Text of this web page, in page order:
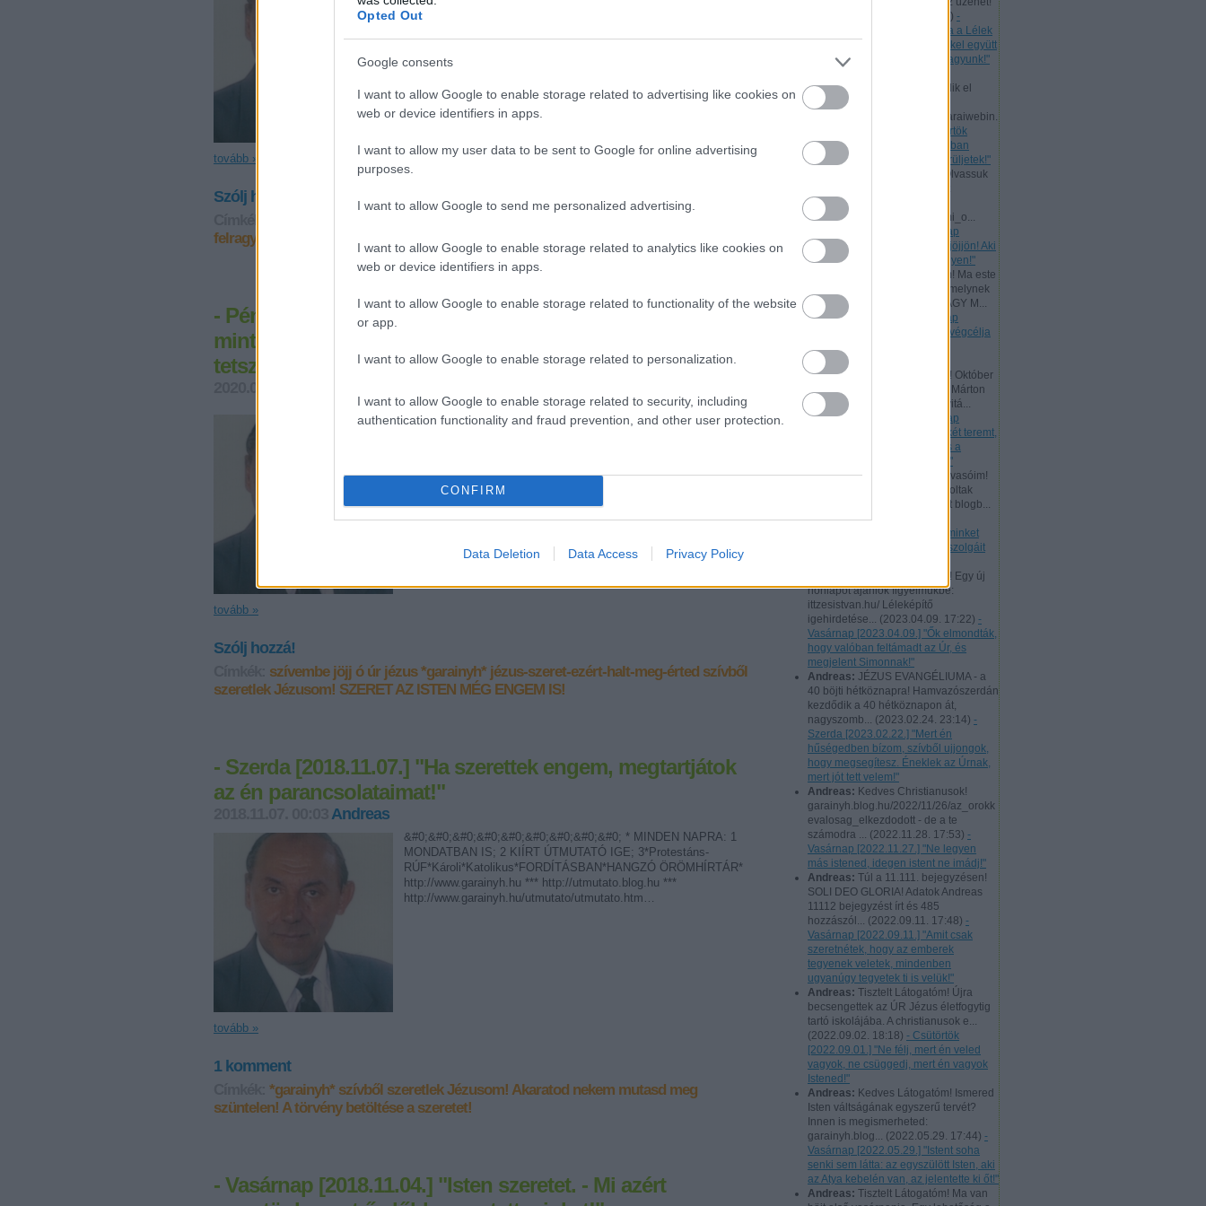
Opted Out
Google consents
I want to allow Google to enable storage related to advertising like cookies on
web or device identifiers in apps.
I want to allow my user data to be sent to Google for online advertising
purposes.
I want to allow Google to send me personalized advertising.
I want to allow Google to enable storage related to analytics like cookies on
web or device identifiers in apps.
I want to allow Google to enable storage related to functionality of the website
or app.
I want to allow Google to enable storage related to personalization.
I want to allow Google to enable storage related to security, including
authentication functionality and fraud prevention, and other user protection.
CONFIRM
Data Deletion Data Access Privacy Policy
) -
Csütörtök [2024.07.11.] "Maga a Lélek
tesz bizonyságot a mi lelkünkkel együtt
arról, hogy Isten gyermekei vagyunk!"
mennybemenetelével kezdődik el
Pünkösd böjtje!
www.garainyh.hu/garainyh/garaiwebin.
- Csütörtök
[2024.05.09.] "Örüljetek az Úrban
mindenkor! Ismét mondom: örüljetek!"
Nagyheti ajánlat! Olvassuk
párhuzamosan:
www.garainyh.hu/evangeliumi_o...
- Vasárnap
[2024.03.17.] "Aki szomjazik, jöjjön! Aki
akarja, vegye az élet vizét ingyen!"
Kedves Látogatóim! Ma este
zárult az idei Aliansz imahét, melynek
főtémája ez volt: ELŐRE A NAGY M...
(2024.01.15. 11:35
- Vasárnap
[2024.01.14.] "Mert a törvény végcélja
megigazulására!"
Andreas:
Tisztelt Látogatóim! Október
a reformáció hónapja. Luther Márton
506 évvel ezelőtt bocsátotta vitá...
(2023.10.02. 22:41
- Vasárnap
[2023.10.01.] "Az igazság békét teremt,
és az igazság a nyugalmat és a
biztonságot szolgálja örökké!"
Andreas:Tisztelt hűséges Olvasóim!
Augusztus 10-től 21-ig nem voltak
elérhetőek a naponta feltöltött blogb...
(2023.08.21. 22:46
[2023.08.21.] "Úgy tekintsen minket
minden ember, mint Krisztus szolgáit
Tisztelt Látogatóim! Egy új
honlapot ajánlok figyelmükbe:
ittzesistvan.hu/ Léleképítő
igehirdetése... (2023.04.09. 17:22) -
Vasárnap [2023.04.09.] "Ők elmondták,
hogy valóban feltámadt az Úr, és
megjelent Simonnak!"
Andreas: JÉZUS EVANGÉLIUMA - a
40 böjti hétköznapra! Hamvazószerdán
kezdődik a 40 hétköznapon át,
nagyszomb... (2023.02.24. 23:14) -
Szerda [2023.02.22.] "Mert én
hűségedben bízom, szívből ujjongok,
hogy megsegítesz. Éneklek az Úrnak,
mert jót tett velem!"
Andreas: Kedves Christianusok!
garainyh.blog.hu/2022/11/26/az_orokk
evalosag_elkezdodott - de a te
számodra ... (2022.11.28. 17:53) -
Vasárnap [2022.11.27.] "Ne legyen
más istened, idegen istent ne imádj!"
Andreas: Túl a 11.111. bejegyzésen!
SOLI DEO GLORIA! Adatok Andreas
11112 bejegyzést írt és 485
hozzászól... (2022.09.11. 17:48) -
Vasárnap [2022.09.11.] "Amit csak
szeretnétek, hogy az emberek
tegyenek veletek, mindenben
ugyanúgy tegyetek ti is velük!"
Andreas: Tisztelt Látogatóm! Újra
becsengettek az ÚR Jézus életfogytig
tartó iskolájába. A christianusok e...
(2022.09.02. 18:18) - Csütörtök
[2022.09.01.] "Ne félj, mert én veled
vagyok, ne csüggedj, mert én vagyok
Istened!"
Andreas: Kedves Látogatóm! Ismered
Isten váltságának egyszerű tervét?
Innen is megismerheted:
garainyh.blog... (2022.05.29. 17:44) -
Vasárnap [2022.05.29.] "Istent soha
senki sem látta: az egyszülött Isten, aki
az Atya kebelén van, az jelentette ki őt!"
Andreas: Tisztelt Látogatóm! Ma van
http://www.garainyh.hu *** https://garainyh.blog.hu/ ***
tovább »
Szólj hozzá!
felragyogott!
- Péntek [2020.06.12.] "Az evangéliumot úgy hirdetjük,
mint akik a szívünket vizsgáló Istennek akarunk
tetszeni!"
tovább »
Szólj hozzá!
szívembe jöjj ó úr jézus *garainyh* jézus-szeret-ezért-halt-meg-érted szívből
szeretlek Jézusom! SZERET AZ ISTEN MÉG ENGEM IS!
- Szerda [2018.11.07.] "Ha szerettek engem, megtartjátok
az én parancsolataimat!"
Andreas
&#0;&#0;&#0;&#0;&#0;&#0;&#0;&#0;&#0; * MINDEN NAPRA: 1
MONDATBAN IS; 2 KIÍRT ÚTMUTATÓ IGE; 3*Protestáns-
RÚF*Károli*Katolikus*FORDÍTÁSBAN*HANGZÓ ÖRÖMHÍRTÁR*
http://www.garainyh.hu *** http://utmutato.blog.hu ***
http://www.garainyh.hu/utmutato/utmutato.htm…
tovább »
1komment
*garainyh* szívből szeretlek Jézusom! Akaratod nekem mutasd meg
szüntelen! A törvény betöltése a szeretet!
- Vasárnap [2018.11.04.] "Isten szeretet. - Mi azért